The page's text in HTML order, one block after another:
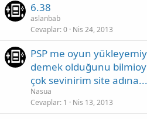
6.38
aslanbab
Cevaplar 0 Nis 24, 2013
PSP me oyun
demek olduğunu
çok sevinirim site adına...
Nasua
Cevaplar 1 Nis 13, 2013